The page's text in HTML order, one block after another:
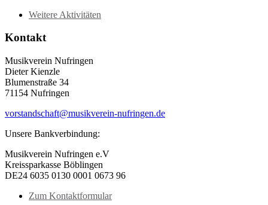
Weitere Aktivitäten
Kontakt
Musikverein Nufringen
Dieter Kienzle
Blumenstraße 34
71154 Nufringen
vorstandschaft@musikverein-nufringen.de
Unsere Bankverbindung:
Musikverein Nufringen e.V
Kreissparkasse Böblingen
DE24 6035 0130 0001 0673 96
Zum Kontaktformular